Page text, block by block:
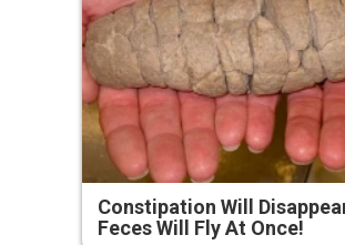
Constipation Will
Feces Will Fly At Once!